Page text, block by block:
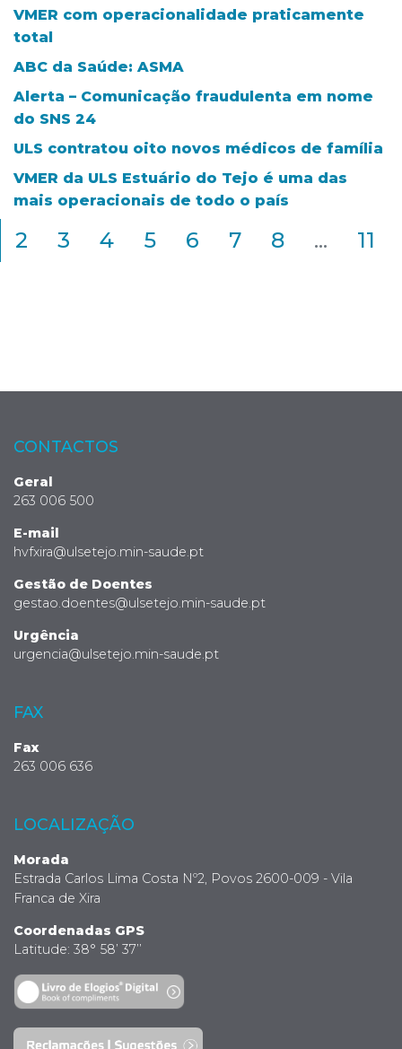
VMER com operacionalidade praticamente
total
ABC da Saúde: ASMA
Alerta – Comunicação fraudulenta em nome
do SNS 24
ULS contratou oito novos médicos de família
VMER da ULS Estuário do Tejo é uma das
mais operacionais de todo o país
2 3 4 5 6 7 8 ... 11
CONTACTOS
Geral
263 006 500
E-mail
hvfxira@ulsetejo.min-saude.pt
Gestão de Doentes
gestao.doentes@ulsetejo.min-saude.pt
Urgência
urgencia@ulsetejo.min-saude.pt
FAX
Fax
263 006 636
LOCALIZAÇÃO
Morada
Estrada Carlos Lima Costa Nº2, Povos 2600-009 - Vila
Franca de Xira
Coordenadas GPS
Latitude: 38° 58’ 37’’